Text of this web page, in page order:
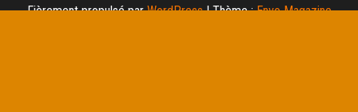
Fièrement propulsé parWordPress |Thème :Envo Magazine